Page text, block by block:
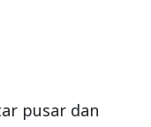
pusar dan